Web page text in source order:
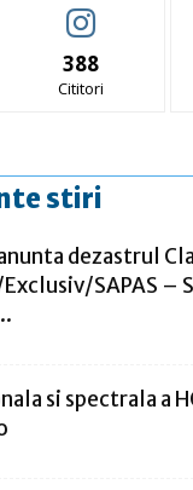
388
Cititori
stiri
dezastrul
SAPAS –
si spectrala a